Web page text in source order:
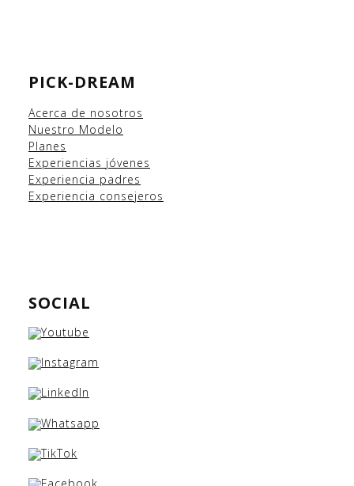
PICK-DREAM
Acerca de nosotros
Nuestro Modelo
Planes
Experiencias jóvenes
Experiencia padres
Experiencia consejeros
SOCIAL